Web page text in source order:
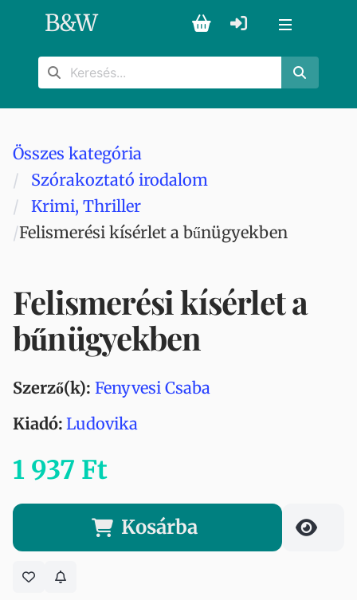
B&W
Összes kategória
Szórakoztató irodalom
Krimi, Thriller
Felismerési kísérlet a bűnügyekben
Felismerési kísérlet a
bűnügyekben
Szerző(k): Fenyvesi Csaba
Kiadó: Ludovika
1 937 Ft
Kosárba